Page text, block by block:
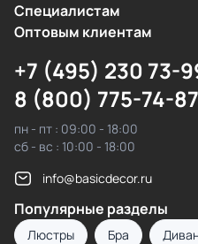
Cпециалистам
Оптовым клиентам
+7 (495) 230 73-
8 (800) 775-74-87
пн - пт : 09:00 - 18:00
сб - вс : 10:00 - 18:00
info@basicdecor.ru
Популярные разделы
Люстры Бра